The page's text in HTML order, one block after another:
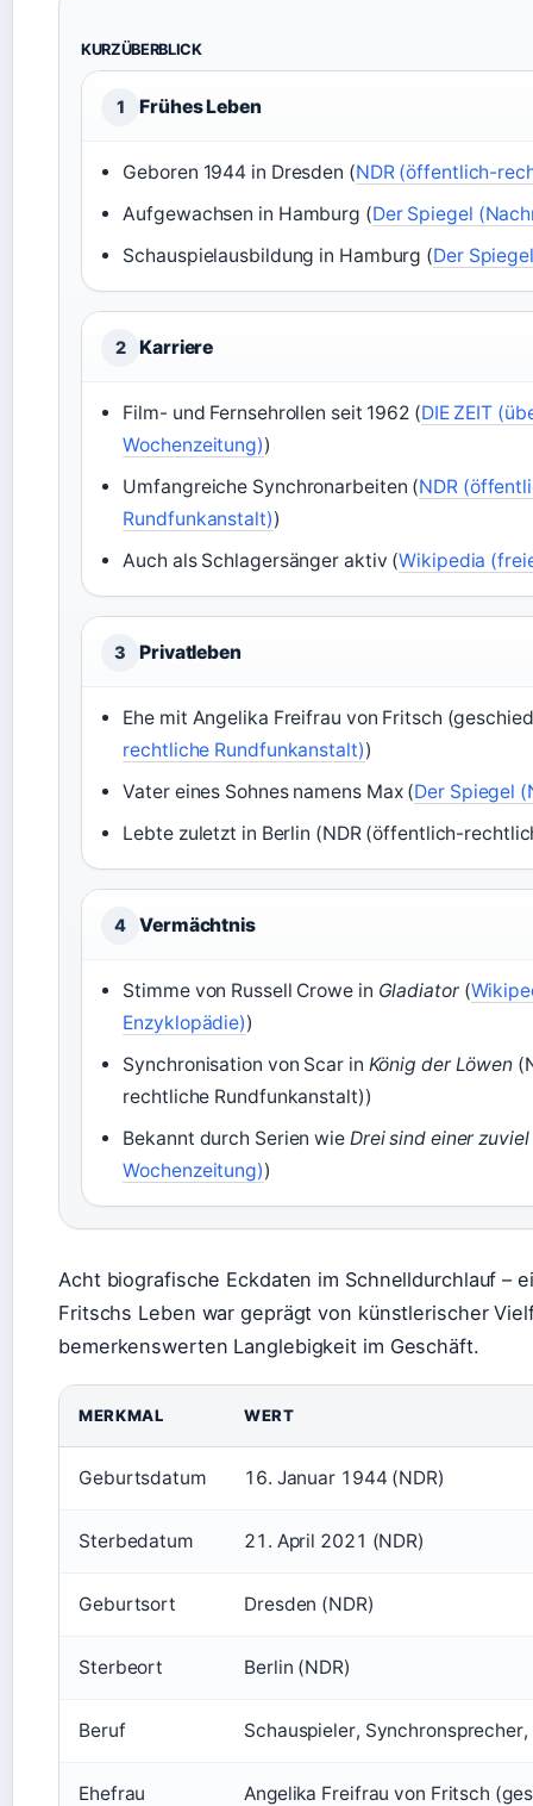
KURZÜBERBLICK
1 Frühes Leben
Geboren 1944 in Dresden (NDR (öffentlich-
Aufgewachsen in Hamburg (Der Spiegel
Schauspielausbildung in Hamburg (Der
2 Karriere
Film- und Fernsehrollen seit 1962 (DIE ZEIT
Wochenzeitung))
Umfangreiche Synchronarbeiten (NDR
Rundfunkanstalt))
Auch als Schlagersänger aktiv (Wikipedia
3 Privatleben
Ehe mit Angelika Freifrau von Fritsch
rechtliche Rundfunkanstalt))
Vater eines Sohnes namens Max (Der Spiegel
Lebte zuletzt in Berlin (NDR (öffentlich-
4 Vermächtnis
Stimme von Russell Crowe in Gladiator(
Enzyklopädie))
Synchronisation von Scar in König der Löwen
rechtliche Rundfunkanstalt))
Bekannt durch Serien wie Drei sind einer zuviel
Wochenzeitung))
Acht biografische Eckdaten im Schnelldurchlauf –
Fritschs Leben war geprägt von künstlerischer
bemerkenswerten Langlebigkeit im Geschäft.
MERKMAL WERT
Geburtsdatum 16. Januar 1944 (NDR)
Sterbedatum 21. April 2021 (NDR)
Geburtsort Dresden (NDR)
Sterbeort Berlin (NDR)
Beruf Schauspieler,
Ehefrau Angelika Freifrau von Fritsch